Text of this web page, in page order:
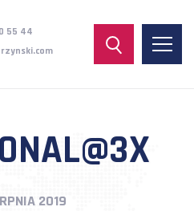
55 44
2019